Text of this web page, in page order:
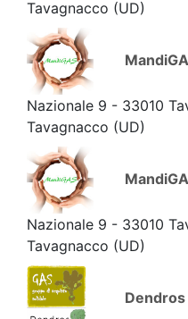
Tavagnacco (UD)
Nazionale 9 - 33010
Tavagnacco (UD)
Nazionale 9 - 33010
Tavagnacco (UD)
Dendros